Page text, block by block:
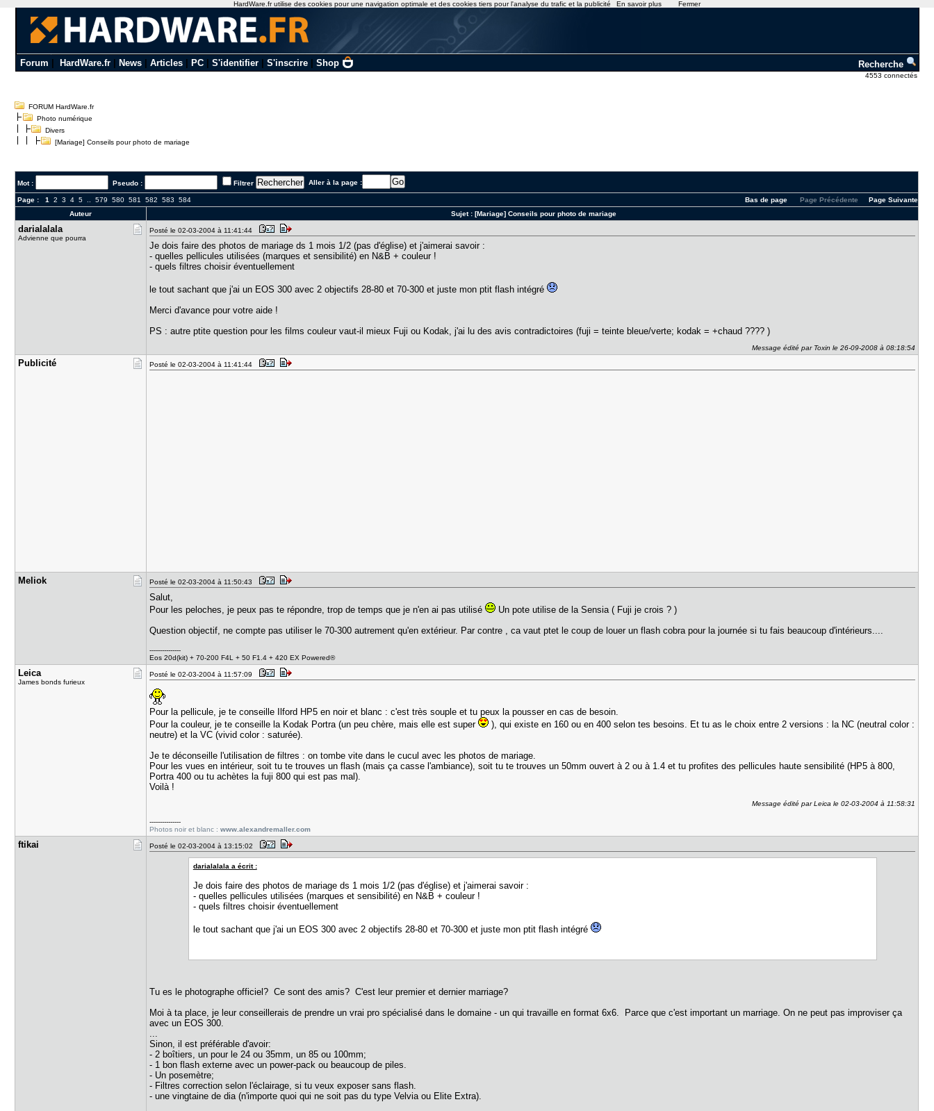
Forum HardWare.fr| News| Articles| PC| S'identifier| S'inscrire| Shop Recherche
4553 connectés
FORUM HardWare.fr
Photo numérique
Divers
[Mariage] Conseils pour photo de mariage
Mot : Pseudo : Filtrer Aller à la page :
Page : 1 2 3 4 5 ..579 580 581 582 583 584 Page Suivante
Page Précédente
Bas de page
Auteur
Sujet : [Mariage] Conseils pour photo de mariage
darialalal​a
Advienne que pourra
Posté le 02-03-2004 à 11:41:44
Je dois faire des photos de mariage ds 1 mois 1/2 (pas d'église) et j'aimerai savoir :
- quelles pellicules utilisées (marques et sensibilité) en N&B + couleur !
- quels filtres choisir éventuellement
le tout sachant que j'ai un EOS 300 avec 2 objectifs 28-80 et 70-300 et juste mon ptit flash intégré
Merci d'avance pour votre aide !
PS : autre ptite question pour les films couleur vaut-il mieux Fuji ou Kodak, j'ai lu des avis contradictoires (fuji = teinte bleue/verte; kodak = +chaud ???? )
Message édité par Toxin le 26-09-2008 à 08:18:54
Publicité Posté le 02-03-2004 à 11:41:44
Meliok Posté le 02-03-2004 à 11:50:43
Salut,
Pour les peloches, je peux pas te répondre, trop de temps que je n'en ai pas utilisé
Un pote utilise de la Sensia ( Fuji je crois ? )
Question objectif, ne compte pas utiliser le 70-300 autrement qu'en extérieur. Par contre , ca vaut ptet le coup de louer un flash cobra pour la journée si tu fais beaucoup d'intérieurs....
---------------
Eos 20d(kit) + 70-200 F4L + 50 F1.4 + 420 EX Powered®
Leica
James bonds furieux
Posté le 02-03-2004 à 11:57:09
Pour la pellicule, je te conseille Ilford HP5 en noir et blanc : c'est très souple et tu peux la pousser en cas de besoin.
Pour la couleur, je te conseille la Kodak Portra (un peu chère, mais elle est super
), qui existe en 160 ou en 400 selon tes besoins. Et tu as le choix entre 2 versions : la NC (neutral color :
neutre) et la VC (vivid color : saturée).
Je te déconseille l'utilisation de filtres : on tombe vite dans le cucul avec les photos de mariage.
Pour les vues en intérieur, soit tu te trouves un flash (mais ça casse l'ambiance), soit tu te trouves un 50mm ouvert à 2 ou à 1.4 et tu profites des pellicules haute sensibilité (HP5 à 800,
Portra 400 ou tu achètes la fuji 800 qui est pas mal).
Voilà !
Message édité par Leica le 02-03-2004 à 11:58:31
---------------
Photos noir et blanc :www.alexandremaller.com
ftikai Posté le 02-03-2004 à 13:15:02
darialalala a écrit :
Je dois faire des photos de mariage ds 1 mois 1/2 (pas d'église) et j'aimerai savoir :
- quelles pellicules utilisées (marques et sensibilité) en N&B + couleur !
- quels filtres choisir éventuellement
le tout sachant que j'ai un EOS 300 avec 2 objectifs 28-80 et 70-300 et juste mon ptit flash intégré
Tu es le photographe officiel? Ce sont des amis? C'est leur premier et dernier marriage?
Moi à ta place, je leur conseillerais de prendre un vrai pro spécialisé dans le domaine - un qui travaille en format 6x6. Parce que c'est important un marriage. On ne peut pas improviser ça
avec un EOS 300.
...
Sinon, il est préférable d'avoir:
- 2 boîtiers, un pour le 24 ou 35mm, un 85 ou 100mm;
- 1 bon flash externe avec un power-pack ou beaucoup de piles.
- Un posemètre;
- Filtres correction selon l'éclairage, si tu veux exposer sans flash.
- une vingtaine de dia (n'importe quoi qui ne soit pas du type Velvia ou Elite Extra).
HardWare.fr utilise des cookies pour une navigation optimale et des cookies tiers pour l'analyse du trafic et la publicité En savoir plus Fermer